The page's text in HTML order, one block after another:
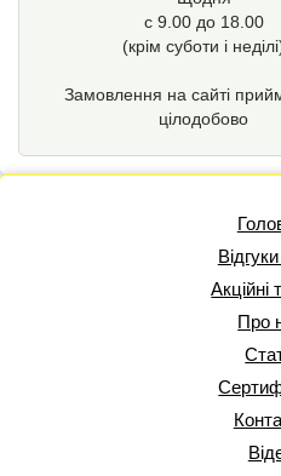
с 9.00 до 18.00
(крім суботи і
Замовлення на сайті
цілодобово
Акційні
Про